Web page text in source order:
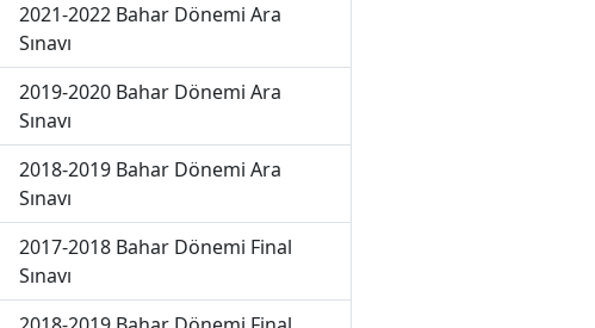
2021-2022 Bahar Dönemi Ara
Sınavı
2019-2020 Bahar Dönemi Ara
Sınavı
2018-2019 Bahar Dönemi Ara
Sınavı
2017-2018 Bahar Dönemi Final
Sınavı